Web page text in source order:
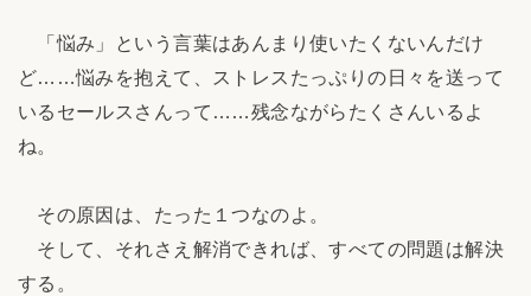
「悩み」という言葉はあんまり使いたくないんだけ
ど……悩みを抱えて、ストレスたっぷりの日々を送って
いるセールスさんって……残念ながらたくさんいるよ
ね。
その原因は、たった１つなのよ。
そして、それさえ解消できれば、すべての問題は解決
する。